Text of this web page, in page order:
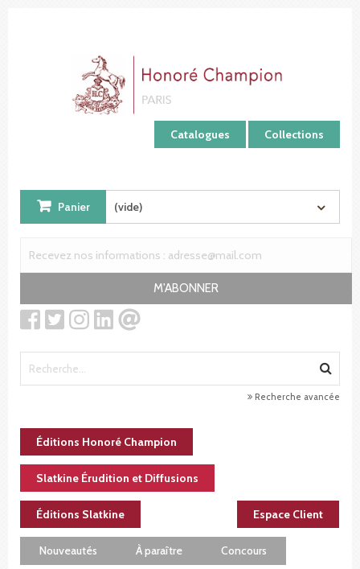
Catalogues Collections
Panier (vide)
M'ABONNER
Recherche avancée
Éditions Honoré Champion
Slatkine Érudition et Diffusions
Éditions Slatkine Espace Client
Nouveautés À paraître Concours